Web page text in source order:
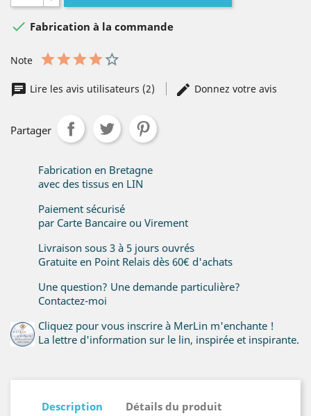
 Fabrication à la commande
Note
Lire les avis utilisateurs (2) Donnez votre avis
Partager
Fabrication en Bretagne
avec des tissus en LIN
Paiement sécurisé
par Carte Bancaire ou Virement
Livraison sous 3 à 5 jours ouvrés
Gratuite en Point Relais dès 60€ d'achats
Une question? Une demande particulière?
Contactez-moi
Cliquez pour vous inscrire à MerLin m'enchante !
La lettre d'information sur le lin, inspirée et inspirante.
Description Détails du produit